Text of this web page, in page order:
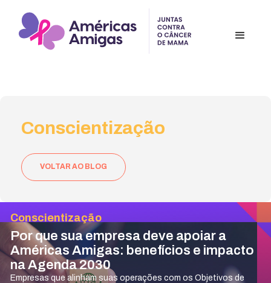
Conscientização
VOLTAR AO BLOG
Conscientização
Por que sua empresa deve apoiar a
Américas Amigas: benefícios e impacto
na Agenda 2030
Empresas que alinham suas operações com os Objetivos de